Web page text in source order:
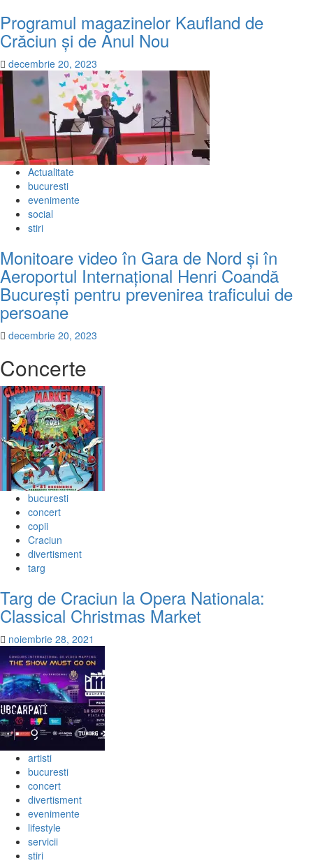
Programul magazinelor Kaufland de
Crăciun și de Anul Nou
decembrie 20, 2023
Actualitate
bucuresti
evenimente
social
stiri
Monitoare video în Gara de Nord și în
Aeroportul Internațional Henri Coandă
București pentru prevenirea traficului de
persoane
decembrie 20, 2023
Concerte
bucuresti
concert
copii
Craciun
divertisment
targ
Targ de Craciun la Opera Nationala:
Classical Christmas Market
noiembrie 28, 2021
artisti
bucuresti
concert
divertisment
evenimente
lifestyle
servicii
stiri